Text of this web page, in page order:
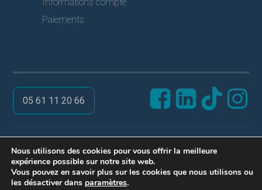
Paiements
05 61 11 20 66
@ PRO SERVICES CLES
Réalisation ARPEGA
Mentions légales
Nous utilisons des cookies pour vous offrir la meilleure
expérience possible sur notre site web.
Vous pouvez en savoir plus sur les cookies que nous utilisons ou
les désactiver dans paramètres.